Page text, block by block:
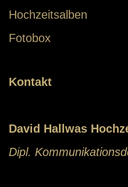
Hochzeitsalben
Fotobox
Kontakt
David Hallwas
Dipl.